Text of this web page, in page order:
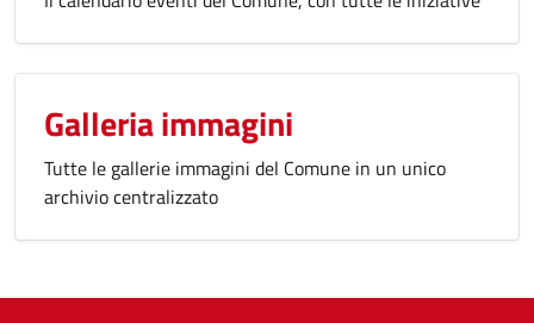
Galleria immagini
Tutte le gallerie immagini del Comune in un unico
archivio centralizzato